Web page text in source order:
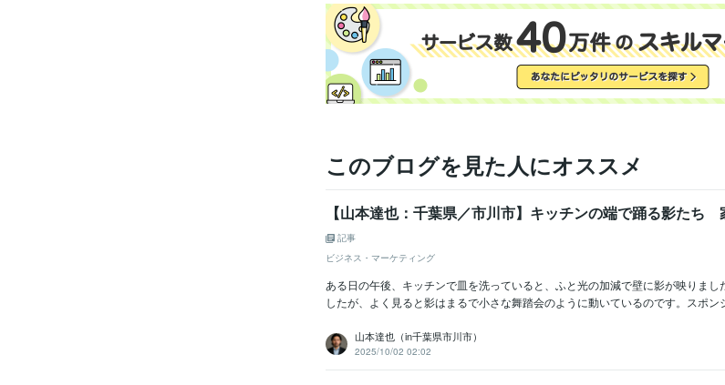
このブログを見た人にオススメ
【山本達也：千葉県／市川市】キッチンの端で踊る影たち
記事
ビジネス・マーケティング
ある日の午後、キッチンで皿を洗っていると、ふと光の加減で壁に影が映りまし
したが、よく見ると影はまるで小さな舞踏会のように動いているのです。スポン
山本達也（in千葉県市川市）
2025/10/02 02:02